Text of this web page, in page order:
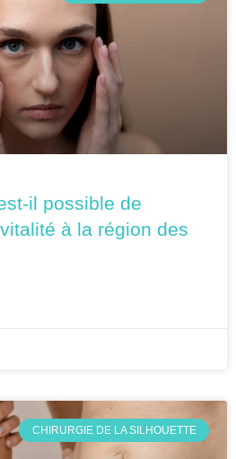
il possible de
à la région des
CHIRURGIE DE LA SILHOUETTE